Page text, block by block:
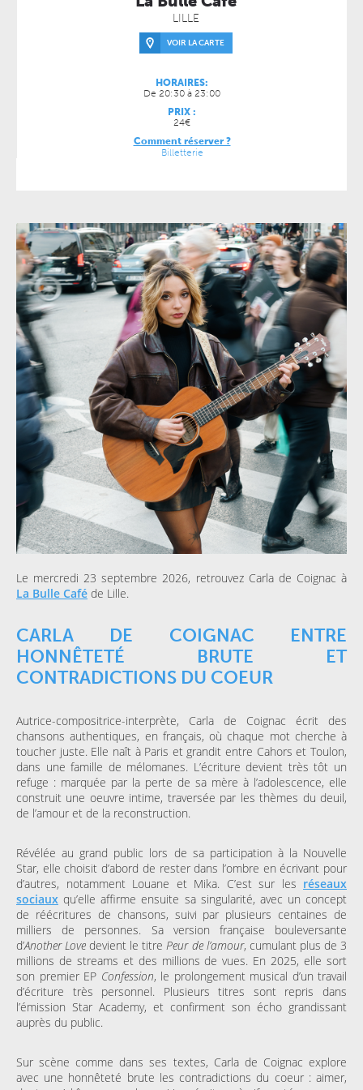
LILLE
VOIR LA CARTE
HORAIRES:
De 20:30 à 23:00
PRIX :
24€
Comment réserver ?
Billetterie
Le mercredi 23 septembre 2026, retrouvez Carla de Coignac à
La Bulle Café de Lille.
CARLA DE COIGNAC ENTRE
HONNÊTETÉ BRUTE ET
CONTRADICTIONS DU COEUR
Autrice-compositrice-interprète, Carla de Coignac écrit des
chansons authentiques, en français, où chaque mot cherche à
toucher juste. Elle naît à Paris et grandit entre Cahors et Toulon,
dans une famille de mélomanes. L’écriture devient très tôt un
refuge : marquée par la perte de sa mère à l’adolescence, elle
construit une oeuvre intime, traversée par les thèmes du deuil,
de l’amour et de la reconstruction.
Révélée au grand public lors de sa participation à la Nouvelle
Star, elle choisit d’abord de rester dans l’ombre en écrivant pour
d’autres, notamment Louane et Mika. C’est sur les réseaux
sociaux qu’elle affirme ensuite sa singularité, avec un concept
de réécritures de chansons, suivi par plusieurs centaines de
milliers de personnes. Sa version française bouleversante
d’Another Love devient le titre Peur de l’amour, cumulant plus de 3
millions de streams et des millions de vues. En 2025, elle sort
son premier EP Confession, le prolongement musical d’un travail
d’écriture très personnel. Plusieurs titres sont repris dans
l’émission Star Academy, et confirment son écho grandissant
auprès du public.
Sur scène comme dans ses textes, Carla de Coignac explore
avec une honnêteté brute les contradictions du coeur : aimer,